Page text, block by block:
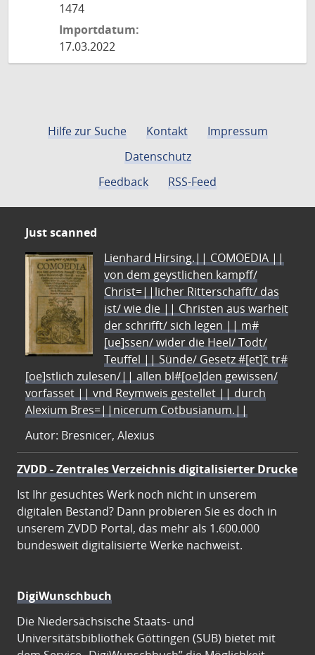
1474
Importdatum:
17.03.2022
Hilfe zur Suche Kontakt
Impressum
Datenschutz
Feedback
RSS-Feed
Just scanned
Lienhard Hirsing.|| COMOEDIA ||
von dem geystlichen kampff/
Christ=||licher Ritterschafft/ das
ist/ wie die || Christen aus warheit
der schrifft/ sich legen || m#
[ue]ssen/ wider die Heel/ Todt/
Teuffel || Sünde/ Gesetz #[et]c̃ tr#
[oe]stlich zulesen/|| allen bl#[oe]den gewissen/
vorfasset || vnd Reymweis gestellet || durch
Alexium Bres=||nicerum Cotbusianum.||
Autor: Bresnicer, Alexius
ZVDD - Zentrales Verzeichnis digitalisierter Drucke
Ist Ihr gesuchtes Werk noch nicht in unserem
digitalen Bestand? Dann probieren Sie es doch in
unserem ZVDD Portal, das mehr als 1.600.000
bundesweit digitalisierte Werke nachweist.
DigiWunschbuch
Die Niedersächsische Staats- und
Universitätsbibliothek Göttingen (SUB) bietet mit